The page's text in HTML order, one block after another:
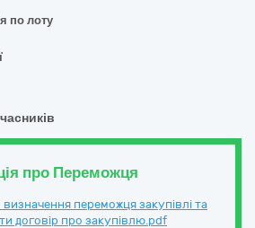
по лоту
про Переможця
переможця закупівлі та
договір про закупівлю.pdf